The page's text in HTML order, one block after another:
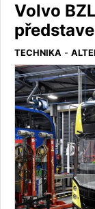
Volvo
TECHNIKA -